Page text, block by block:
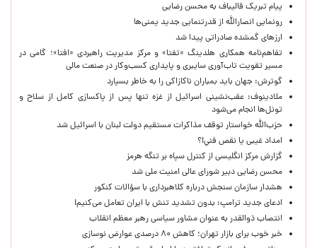
پیام تبریک قالیباف به محسن رضایی
رونمایی انصارالله از قدرتنمایی جدید یمنی‌ها
ارزهای گمشده صادراتی پیدا شد
تفاهم‌نامه همکاری هلدینگ «تفتا» و مرکز مدیریت راهبردی «افتا»؛ گامی در
مسیر تقویت تاب‌آوری سایبری و پایداری کسب‌وکار در صنعت مالی
گوترش: جهان باید بمباران ناکازاکی را به‌ خاطر بسپارد
ملادینوف: عقب‌نشینی اسرائیل از غزه تنها پس از پاکسازی کامل از سلاح و
تونل‌ها انجام می‌شود
حزب‌الله خواستار توقف مذاکرات مستقیم دولت لبنان با اسرائیل شد
امداد غیبی يا نقص فني!؟
گزارش مرکز انگلیسی از کنترل سپاه بر تنگه هرمز
محسن رضایی دبیر شورای عالی امنیت ملی شد
هشدار سازمان سنجش درباره کلاهبرداری با سؤالات کنکور
ادعای جدید ترامپ: بدون تشدید تنش با ایران تعامل می‌کنیم!
انتصاب ذوالقدر به عنوان مشاور سیاسی رهبر معظم انقلاب
خبر خوب برای بازار تهران؛ کاهش ۸۰ درصدی عوارض نوسازی